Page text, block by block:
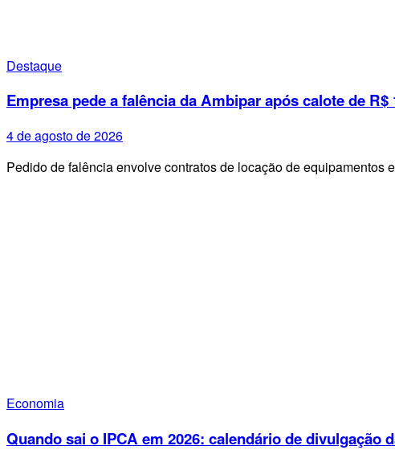
Destaque
Empresa pede a falência da Ambipar após calote de R$
4 de agosto de 2026
Pedido de falência envolve contratos de locação de equipamentos
Economia
Quando sai o IPCA em 2026: calendário de divulgação